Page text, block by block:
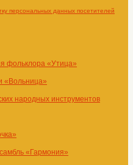
персональных данных посетителей
фольклора «Утица»
«Вольница»
народных инструментов
«Гармония»